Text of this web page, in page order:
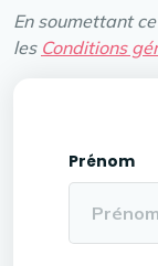
En soumettant
les Conditions
Prénom